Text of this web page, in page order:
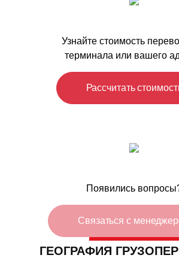
Узнайте стоимость
терминала или вашего
Рассчитать
Появились
Связаться с
ГЕОГРАФИЯ